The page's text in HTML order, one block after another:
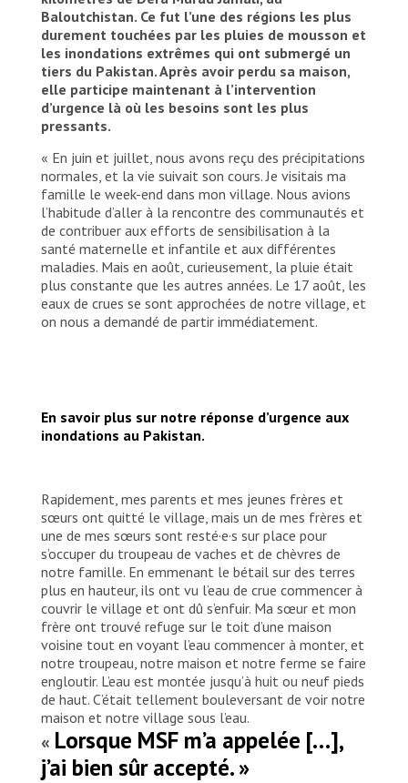
© MSF
Baloutchistan. Ce fut l’une des régions les plus
durement touchées par les pluies de mousson et
les inondations extrêmes qui ont submergé un
tiers du Pakistan. Après avoir perdu sa maison,
elle participe maintenant à l’intervention
d’urgence là où les besoins sont les plus
pressants.
« En juin et juillet, nous avons reçu des précipitations
normales, et la vie suivait son cours. Je visitais ma
famille le week-end dans mon village. Nous avions
l’habitude d’aller à la rencontre des communautés et
de contribuer aux efforts de sensibilisation à la
santé maternelle et infantile et aux différentes
maladies. Mais en août, curieusement, la pluie était
plus constante que les autres années. Le 17 août, les
eaux de crues se sont approchées de notre village, et
on nous a demandé de partir immédiatement.
En savoir plus sur notre réponse d’urgence aux
inondations au Pakistan.
Rapidement, mes parents et mes jeunes frères et
sœurs ont quitté le village, mais un de mes frères et
une de mes sœurs sont resté·e·s sur place pour
s’occuper du troupeau de vaches et de chèvres de
notre famille. En emmenant le bétail sur des terres
plus en hauteur, ils ont vu l’eau de crue commencer à
couvrir le village et ont dû s’enfuir. Ma sœur et mon
frère ont trouvé refuge sur le toit d’une maison
voisine tout en voyant l’eau commencer à monter, et
notre troupeau, notre maison et notre ferme se faire
engloutir. L’eau est montée jusqu’à huit ou neuf pieds
de haut. C’était tellement bouleversant de voir notre
maison et notre village sous l’eau.
« Lorsque MSF m’a appelée […],
j’ai bien sûr accepté. »